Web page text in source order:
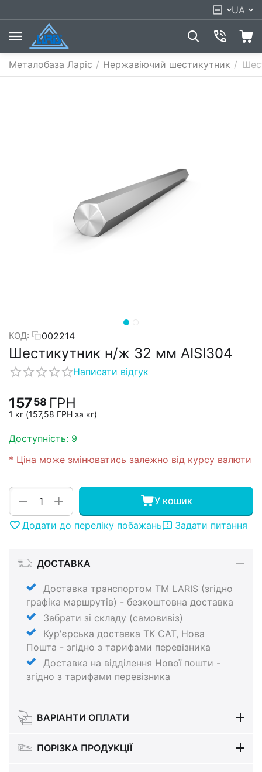
UA
Металобаза Ларіс / Нержавіючий шестикутник /
КОД: 002214
Шестикутник н/ж 32 мм AISI304
Написати відгук
15758 ГРН
1 кг (157,58 ГРН за кг)
Доступність: 9
* Ціна може змінюватись залежно від курсу валюти
+
− У кошик
Додати до переліку побажань Задати питання
ДОСТАВКА
Доставка транспортом ТМ LARIS (згідно
графіка маршрутів) - безкоштовна доставка
Забрати зі складу (самовивіз)
Кур'єрська доставка ТК САТ, Нова
Пошта - згідно з тарифами перевізника
Доставка на відділення Нової пошти -
згідно з тарифами перевізника
ВАРІАНТИ ОПЛАТИ
ПОРІЗКА ПРОДУКЦІЇ